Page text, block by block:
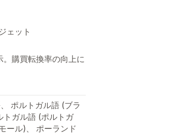
ェット
購買転換率の向上に
ポルトガル語 (ブラ
トガル語 (ポルトガ
ール)、 ポーランド